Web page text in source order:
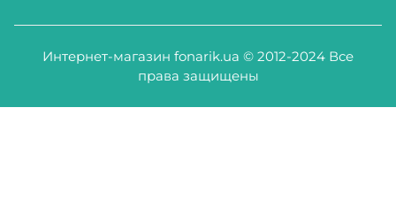
Интернет-магазин fonarik.ua © 2012-2024 Все
права защищены